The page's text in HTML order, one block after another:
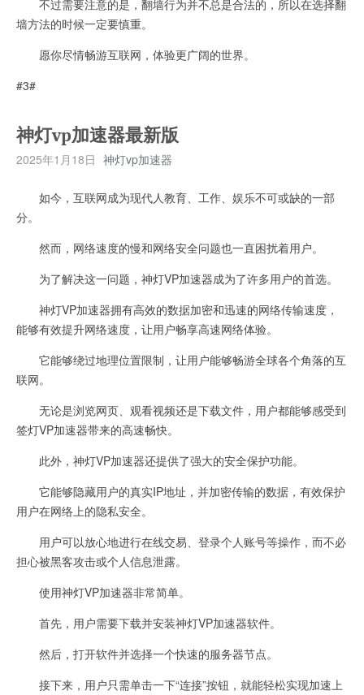
不过需要注意的是，翻墙行为并不总是合法的，所以在选择翻
墙方法的时候一定要慎重。
愿你尽情畅游互联网，体验更广阔的世界。
#3#
神灯vp加速器最新版
2025年1月18日 神灯vp加速器
如今，互联网成为现代人教育、工作、娱乐不可或缺的一部
分。
然而，网络速度的慢和网络安全问题也一直困扰着用户。
为了解决这一问题，神灯VP加速器成为了许多用户的首选。
神灯VP加速器拥有高效的数据加密和迅速的网络传输速度，
能够有效提升网络速度，让用户畅享高速网络体验。
它能够绕过地理位置限制，让用户能够畅游全球各个角落的互
联网。
无论是浏览网页、观看视频还是下载文件，用户都能够感受到
签灯VP加速器带来的高速畅快。
此外，神灯VP加速器还提供了强大的安全保护功能。
它能够隐藏用户的真实IP地址，并加密传输的数据，有效保护
用户在网络上的隐私安全。
用户可以放心地进行在线交易、登录个人账号等操作，而不必
担心被黑客攻击或个人信息泄露。
使用神灯VP加速器非常简单。
首先，用户需要下载并安装神灯VP加速器软件。
然后，打开软件并选择一个快速的服务器节点。
接下来，用户只需单击一下“连接”按钮，就能轻松实现加速上